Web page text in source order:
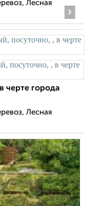
Лесная
›
черте города
Лесная